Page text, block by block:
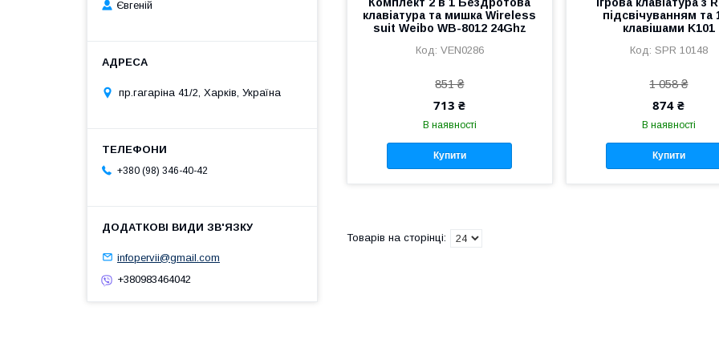
клавіатура та мишка Wireless
suit Weibo WB-8012 24Ghz
VEN0286
851 ₴
713 ₴
В наявності
Купити
підсвічуванням та
клавішами K101
SPR 10148
1 058 ₴
874 ₴
В наявності
Купити
Євгеній
пр.гагаріна 41/2, Харків, Україна
+380 (98) 346-40-42
infopervii@gmail.com
+380983464042